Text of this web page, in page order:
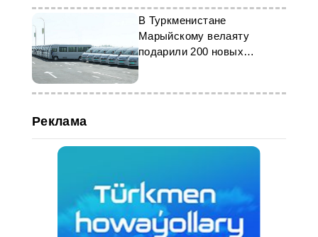
В Туркменистане
Марыйскому велаяту
подарили 200 новых
современных автобусов
Реклама